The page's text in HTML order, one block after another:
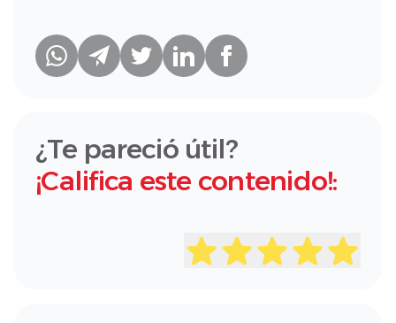
¿Te pareció útil?
¡Califica este contenido!: